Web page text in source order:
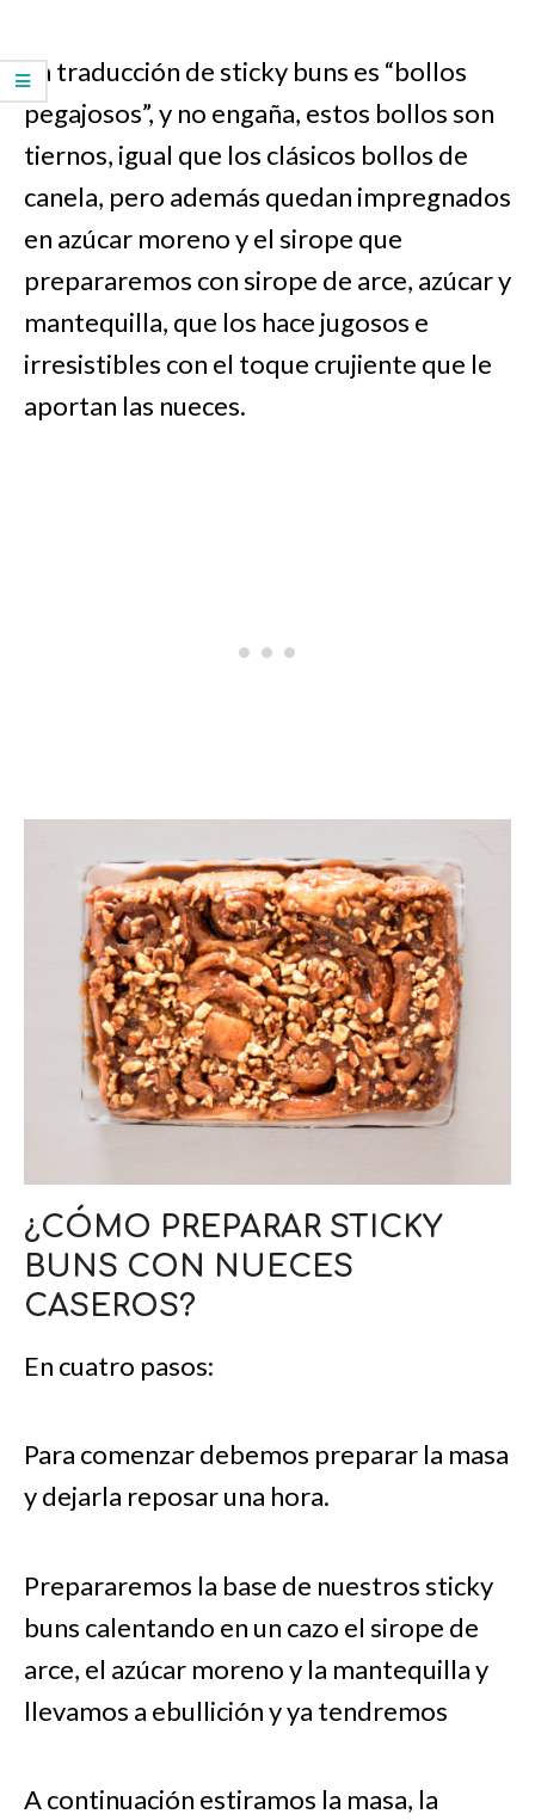
La traducción de sticky buns es “bollos
pegajosos”, y no engaña, estos bollos son
tiernos, igual que los clásicos bollos de
canela, pero además quedan impregnados
en azúcar moreno y el sirope que
prepararemos con sirope de arce, azúcar y
mantequilla, que los hace jugosos e
irresistibles con el toque crujiente que le
aportan las nueces.
¿CÓMO PREPARAR STICKY
BUNS CON NUECES
CASEROS?
En cuatro pasos:
Para comenzar debemos preparar la masa
y dejarla reposar una hora.
Prepararemos la base de nuestros sticky
buns calentando en un cazo el sirope de
arce, el azúcar moreno y la mantequilla y
llevamos a ebullición y ya tendremos
A continuación estiramos la masa, la